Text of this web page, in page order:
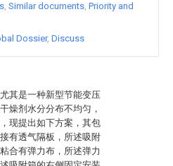
其是一种新型节能变压
燥剂水分分布不均匀，
现提出如下方案，其包
有透气隔板，所述吸附
合有弹力布，所述弹力
Similar documents Priority and
Dossier Discuss